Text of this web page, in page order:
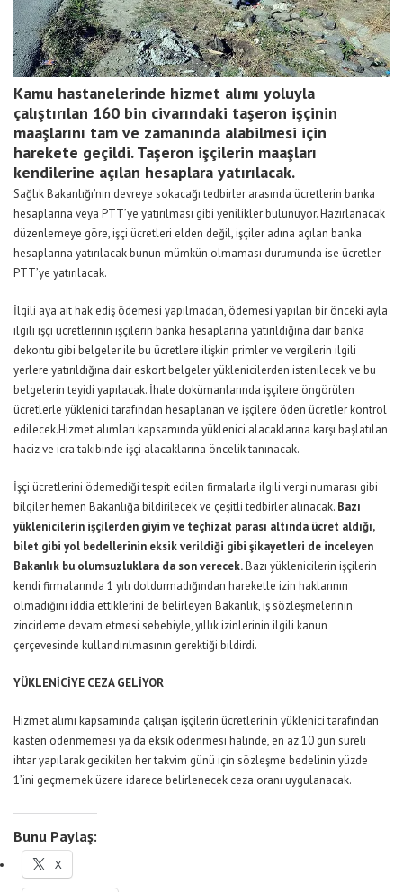
Kamu hastanelerinde hizmet alımı yoluyla
çalıştırılan 160 bin civarındaki taşeron işçinin
maaşlarını tam ve zamanında alabilmesi için
harekete geçildi. Taşeron işçilerin maaşları
kendilerine açılan hesaplara yatırılacak.
Sağlık Bakanlığı’nın devreye sokacağı tedbirler arasında ücretlerin banka
hesaplarına veya PTT’ye yatırılması gibi yenilikler bulunuyor. Hazırlanacak
düzenlemeye göre, işçi ücretleri elden değil, işçiler adına açılan banka
hesaplarına yatırılacak bunun mümkün olmaması durumunda ise ücretler
PTT’ye yatırılacak.
İlgili aya ait hak ediş ödemesi yapılmadan, ödemesi yapılan bir önceki ayla
ilgili işçi ücretlerinin işçilerin banka hesaplarına yatırıldığına dair banka
dekontu gibi belgeler ile bu ücretlere ilişkin primler ve vergilerin ilgili
yerlere yatırıldığına dair eskortbelgeler yüklenicilerden istenilecek ve bu
belgelerin teyidi yapılacak. İhale dokümanlarında işçilere öngörülen
ücretlerle yüklenici tarafından hesaplanan ve işçilere öden ücretler kontrol
edilecek.Hizmet alımları kapsamında yüklenici alacaklarına karşı başlatılan
haciz ve icra takibinde işçi alacaklarına öncelik tanınacak.
İşçi ücretlerini ödemediği tespit edilen firmalarla ilgili vergi numarası gibi
bilgiler hemen Bakanlığa bildirilecek ve çeşitli tedbirler alınacak. Bazı
yüklenicilerin işçilerden giyim ve teçhizat parası altında ücret aldığı,
bilet gibi yol bedellerinin eksik verildiği gibi şikayetleri de inceleyen
Bakanlık bu olumsuzluklara da son verecek.Bazı yüklenicilerin işçilerin
kendi firmalarında 1 yılı doldurmadığından hareketle izin haklarının
olmadığını iddia ettiklerini de belirleyen Bakanlık, iş sözleşmelerinin
zincirleme devam etmesi sebebiyle, yıllık izinlerinin ilgili kanun
çerçevesinde kullandırılmasının gerektiği bildirdi.
YÜKLENİCİYE CEZA GELİYOR
Hizmet alımı kapsamında çalışan işçilerin ücretlerinin yüklenici tarafından
kasten ödenmemesi ya da eksik ödenmesi halinde, en az 10 gün süreli
ihtar yapılarak gecikilen her takvim günü için sözleşme bedelinin yüzde
1’ini geçmemek üzere idarece belirlenecek ceza oranı uygulanacak.
Bunu Paylaş:
X